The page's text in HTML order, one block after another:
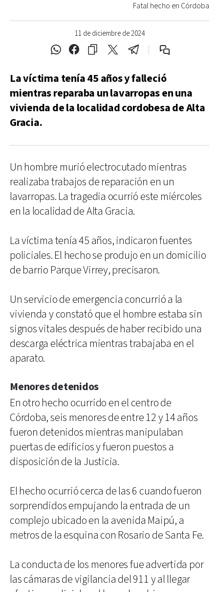
11 de diciembre de 2024
Fatal hecho en Córdoba
La víctima tenía 45 años y falleció
mientras reparaba un lavarropas en una
vivienda de la localidad cordobesa de Alta
Gracia.
Un hombre murió electrocutado mientras
realizaba trabajos de reparación en un
lavarropas. La tragedia ocurrió este miércoles
en la localidad de Alta Gracia.
La víctima tenía 45 años, indicaron fuentes
policiales. El hecho se produjo en un domicilio
de barrio Parque Virrey, precisaron.
Un servicio de emergencia concurrió a la
vivienda y constató que el hombre estaba sin
signos vitales después de haber recibido una
descarga eléctrica mientras trabajaba en el
aparato.
Menores detenidos
En otro hecho ocurrido en el centro de
Córdoba, seis menores de entre 12 y 14 años
fueron detenidos mientras manipulaban
puertas de edificios y fueron puestos a
disposición de la Justicia.
El hecho ocurrió cerca de las 6 cuando fueron
sorprendidos empujando la entrada de un
complejo ubicado en la avenida Maipú, a
metros de la esquina con Rosario de Santa Fe.
La conducta de los menores fue advertida por
las cámaras de vigilancia del 911 y al llegar